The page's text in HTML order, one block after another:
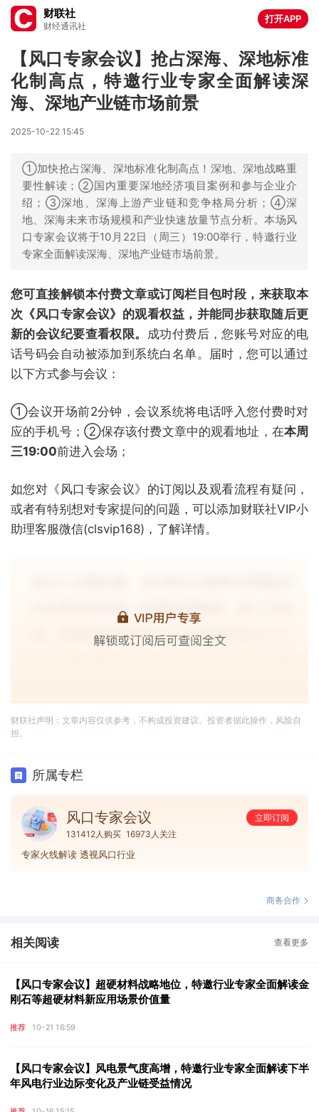
财联社
财经通讯社
打开APP
【风口专家会议】抢占深海、深地标准
化制高点，特邀行业专家全面解读深
海、深地产业链市场前景
2025-10-22 15:45
①加快抢占深海、深地标准化制高点！深地、深地战略重
要性解读；②国内重要深地经济项目案例和参与企业介
绍；③深地、深海上游产业链和竞争格局分析；④深
地、深海未来市场规模和产业快速放量节点分析。本场风
口专家会议将于10月22日（周三）19:00举行，特邀行业
专家全面解读深海、深地产业链市场前景。
您可直接解锁本付费文章或订阅栏目包时段，来获取本
次《风口专家会议》的观看权益，并能同步获取随后更
新的会议纪要查看权限。 成功付费后，您账号对应的电
话号码会自动被添加到系统白名单。届时，您可以通过
以下方式参与会议：
①会议开场前2分钟，会议系统将电话呼入您付费时对
应的手机号；②保存该付费文章中的观看地址，在本周
三19:00前进入会场；
如您对《风口专家会议》的订阅以及观看流程有疑问，
或者有特别想对专家提问的问题，可以添加财联社VIP小
助理客服微信(clsvip168)，了解详情。
财联社声明：文章内容仅供参考，不构成投资建议。投资者据此操作，风险自
担。
所属专栏
风口专家会议
立即订阅
131412人购买 16973人关注
专家火线解读 透视风口行业
商务合作
相关阅读 查看更多
【风口专家会议】超硬材料战略地位，特邀行业专家全面解读金
刚石等超硬材料新应用场景价值量
推荐 10-21 16:59
【风口专家会议】风电景气度高增，特邀行业专家全面解读下半
年风电行业边际变化及产业链受益情况